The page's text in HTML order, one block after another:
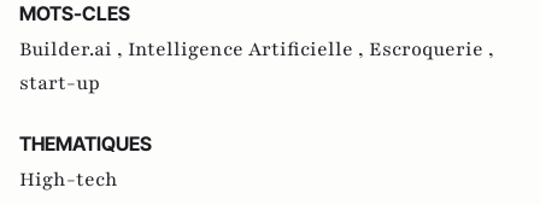
MOTS-CLES
Builder.ai , Intelligence Artificielle , Escroquerie ,
start-up
THEMATIQUES
High-tech